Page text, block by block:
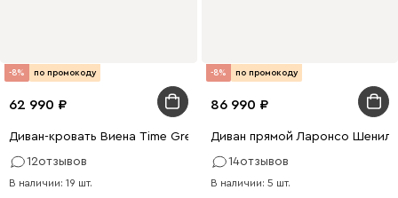
-8% по промокоду
62 990
Диван-кровать Виена Time Grey
12отзывов
В наличии: 19 шт.
-8% по промокоду
86 990
Диван прямой Ларонсо
14отзывов
В наличии: 5 шт.